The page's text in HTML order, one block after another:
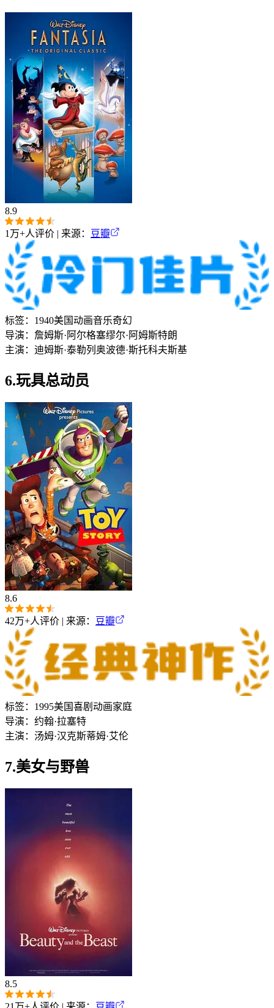
8.9
1万+人评价 | 来源： 豆瓣
标签： 1940美国动画音乐奇幻
导演： 詹姆斯·阿尔格塞缪尔·阿姆斯特朗
主演： 迪姆斯·泰勒列奥波德·斯托科夫斯基
6.玩具总动员
8.6
42万+人评价 | 来源： 豆瓣
标签： 1995美国喜剧 动画家庭
导演： 约翰·拉塞特
主演： 汤姆·汉克斯蒂姆·艾伦
7.美女与野兽
8.5